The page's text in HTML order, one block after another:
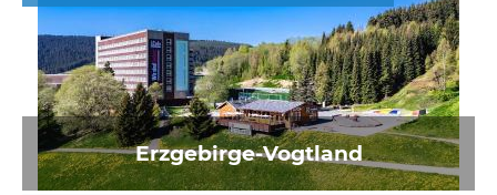
Erzgebirge-Vogtland